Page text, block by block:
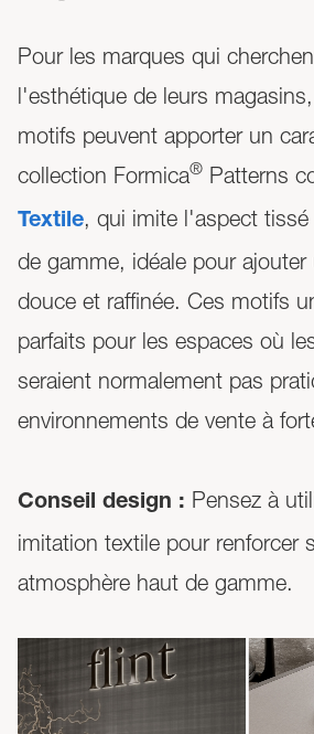
Pour les marques qui
l'esthétique de leurs
motifs peuvent apporter un
collection Formica® Patterns
Textile, qui imite l'aspect
de gamme, idéale pour
douce et raffinée. Ces motifs
parfaits pour les espaces où
seraient normalement pas
environnements de vente à
Conseil design : Pensez à
imitation textile pour renforcer
atmosphère haut de gamme.